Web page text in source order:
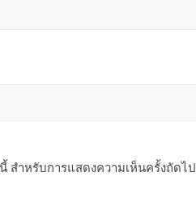
สำหรับการแสดงความเห็นครั้งถัดไป